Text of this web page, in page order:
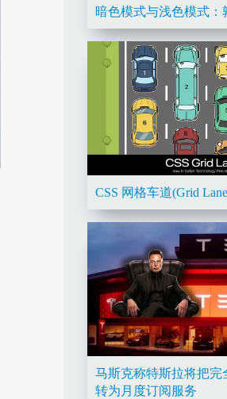
暗色模式与浅色模式：
CSS 网格车道(Grid
马斯克称特斯拉将把完
转为月度订阅服务